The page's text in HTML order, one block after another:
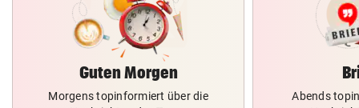
Guten Morgen
Morgens topinformiert über die
Abends